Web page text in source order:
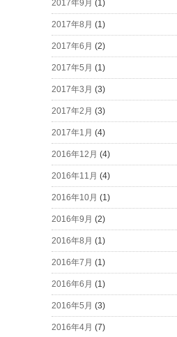
2017年9月 (1)
2017年8月 (1)
2017年6月 (2)
2017年5月 (1)
2017年3月 (3)
2017年2月 (3)
2017年1月 (4)
2016年12月 (4)
2016年11月 (4)
2016年10月 (1)
2016年9月 (2)
2016年8月 (1)
2016年7月 (1)
2016年6月 (1)
2016年5月 (3)
2016年4月 (7)